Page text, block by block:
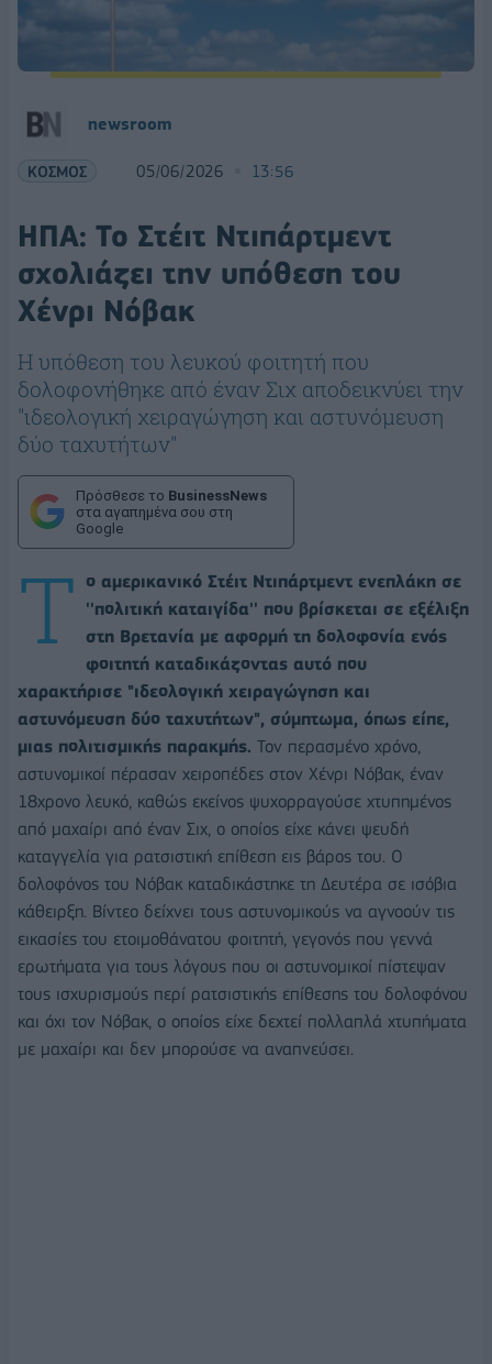
newsroom
ΚΟΣΜΟΣ 05/06/2026 13:56
ΗΠΑ: Το Στέιτ Ντιπάρτμεντ
σχολιάζει την υπόθεση του
Χένρι Νόβακ
Η υπόθεση του λευκού φοιτητή που
δολοφονήθηκε από έναν Σιχ αποδεικνύει την
"ιδεολογική χειραγώγηση και αστυνόμευση
δύο ταχυτήτων"
Πρόσθεσε το BusinessNews
στα αγαπημένα σου στη
Google
Τ
ο αμερικανικό Στέιτ Ντιπάρτμεντ ενεπλάκη σε
''πολιτική καταιγίδα'' που βρίσκεται σε εξέλιξη
στη Βρετανία με αφορμή τη δολοφονία ενός
φοιτητή καταδικάζοντας αυτό που
χαρακτήρισε "ιδεολογική χειραγώγηση και
αστυνόμευση δύο ταχυτήτων", σύμπτωμα, όπως είπε,
μιας πολιτισμικής παρακμής. Τον περασμένο χρόνο,
αστυνομικοί πέρασαν χειροπέδες στον Χένρι Νόβακ, έναν
18χρονο λευκό, καθώς εκείνος ψυχορραγούσε χτυπημένος
από μαχαίρι από έναν Σιχ, ο οποίος είχε κάνει ψευδή
καταγγελία για ρατσιστική επίθεση εις βάρος του. Ο
δολοφόνος του Νόβακ καταδικάστηκε τη Δευτέρα σε ισόβια
κάθειρξη. Βίντεο δείχνει τους αστυνομικούς να αγνοούν τις
εικασίες του ετοιμοθάνατου φοιτητή, γεγονός που γεννά
ερωτήματα για τους λόγους που οι αστυνομικοί πίστεψαν
τους ισχυρισμούς περί ρατσιστικής επίθεσης του δολοφόνου
και όχι τον Νόβακ, ο οποίος είχε δεχτεί πολλαπλά χτυπήματα
με μαχαίρι και δεν μπορούσε να αναπνεύσει.